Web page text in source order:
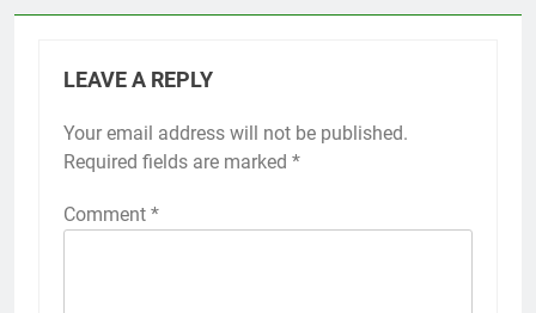
LEAVE A REPLY
Your email address will not be published.
Required fields are marked *
Comment *